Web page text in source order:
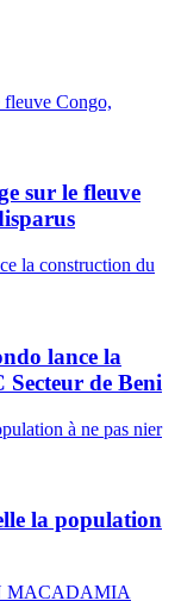
sur le fleuve
lance la
Secteur de Beni
la population